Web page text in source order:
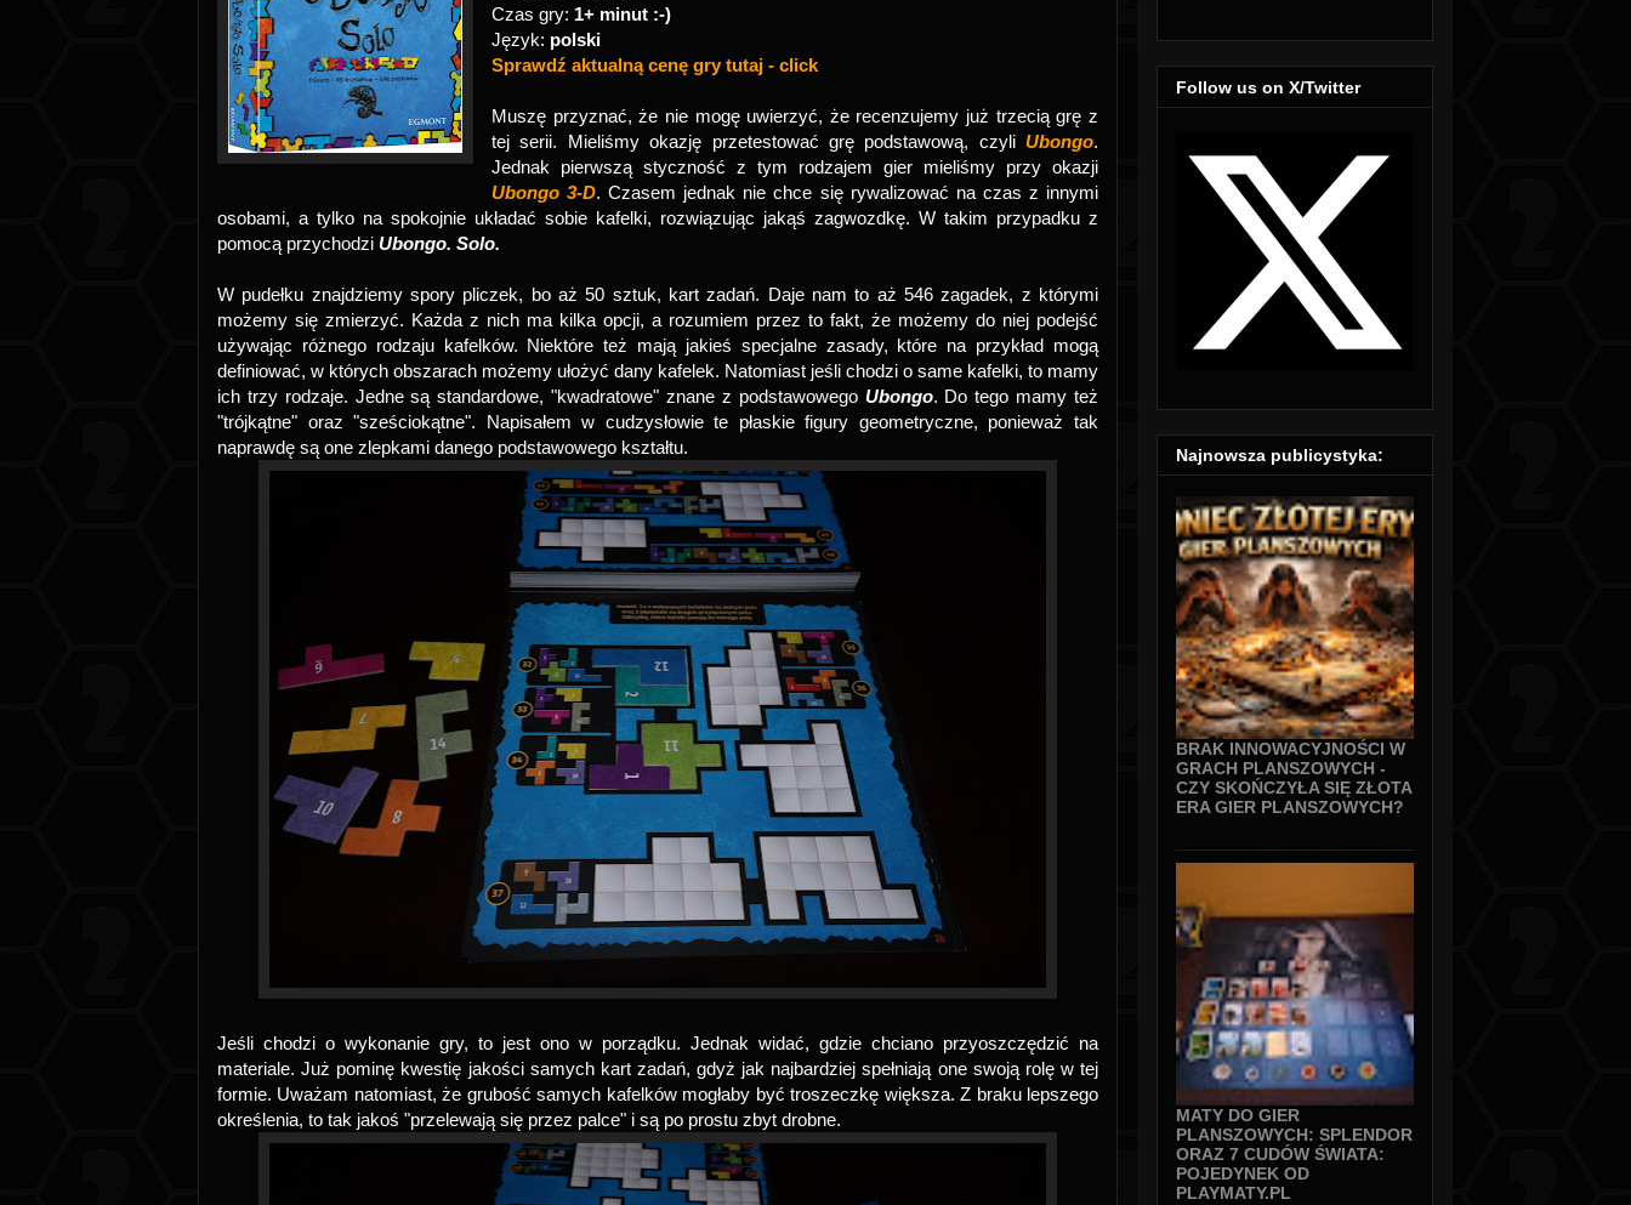
Czas gry: 1+ minut :-)
Język: polski
Sprawdź aktualną cenę gry tutaj - click
Muszę przyznać, że nie mogę uwierzyć, że recenzujemy już trzecią grę z
tej serii. Mieliśmy okazję przetestować grę podstawową, czyli Ubongo.
Jednak pierwszą styczność z tym rodzajem gier mieliśmy przy okazji
Ubongo 3-D. Czasem jednak nie chce się rywalizować na czas z innymi
osobami, a tylko na spokojnie układać sobie kafelki, rozwiązując jakąś zagwozdkę. W takim przypadku z
pomocą przychodzi Ubongo. Solo.
W pudełku znajdziemy spory pliczek, bo aż 50 sztuk, kart zadań. Daje nam to aż 546 zagadek, z którymi
możemy się zmierzyć. Każda z nich ma kilka opcji, a rozumiem przez to fakt, że możemy do niej podejść
używając różnego rodzaju kafelków. Niektóre też mają jakieś specjalne zasady, które na przykład mogą
definiować, w których obszarach możemy ułożyć dany kafelek. Natomiast jeśli chodzi o same kafelki, to mamy
ich trzy rodzaje. Jedne są standardowe, "kwadratowe" znane z podstawowego Ubongo. Do tego mamy też
"trójkątne" oraz "sześciokątne". Napisałem w cudzysłowie te płaskie figury geometryczne, ponieważ tak
naprawdę są one zlepkami danego podstawowego kształtu.
Jeśli chodzi o wykonanie gry, to jest ono w porządku. Jednak widać, gdzie chciano przyoszczędzić na
materiale. Już pominę kwestię jakości samych kart zadań, gdyż jak najbardziej spełniają one swoją rolę w tej
formie. Uważam natomiast, że grubość samych kafelków mogłaby być troszeczkę większa. Z braku lepszego
określenia, to tak jakoś "przelewają się przez palce" i są po prostu zbyt drobne.
Follow us on X/Twitter
Najnowsza publicystyka:
BRAK INNOWACYJNOŚCI W
GRACH PLANSZOWYCH -
CZY SKOŃCZYŁA SIĘ ZŁOTA
ERA GIER PLANSZOWYCH?
MATY DO GIER
PLANSZOWYCH: SPLENDOR
ORAZ 7 CUDÓW ŚWIATA:
POJEDYNEK OD
PLAYMATY.PL